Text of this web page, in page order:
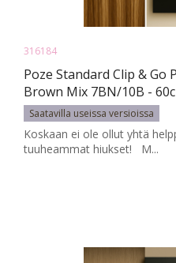
316184
Poze Standard Clip & Go
Brown Mix 7BN/10B -
Saatavilla useissa versioissa
Koskaan ei ole ollut yhtä
tuuheammat hiukset! M...